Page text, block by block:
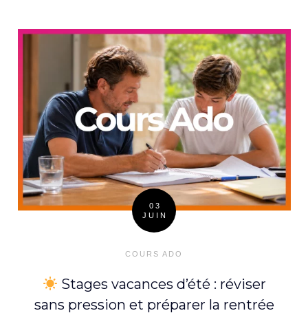
03
JUIN
COURS ADO
Stages vacances d’été : réviser
sans pression et préparer la rentrée